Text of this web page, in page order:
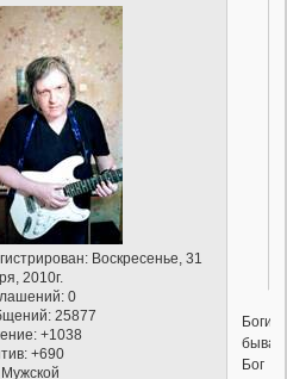
: Воскресенье, 31
2010г.
0
25877
+1038
+690
Мужской
Боги
Бог